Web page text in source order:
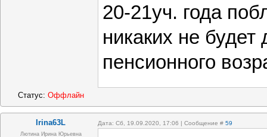
20-21уч. года
никаких не
пенсионного
Статус: Оффлайн
Irina63L Дата: Сб, 19.09.2020, 17:06 | Сообщение # 59
Лютина Ирина Юрьевна